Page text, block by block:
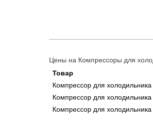
Цены на Компрессоры для
Товар
Компрессор для
Компрессор для
Компрессор для